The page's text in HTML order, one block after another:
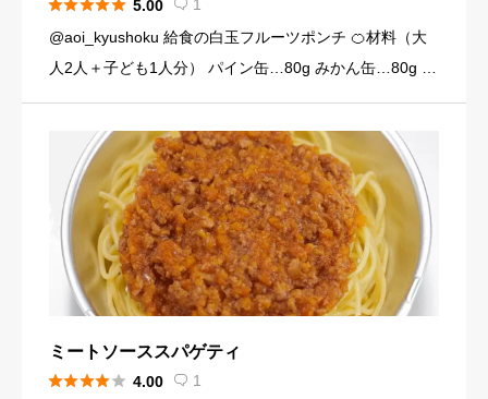
 5.00  1
@aoi_kyushoku 給食の白玉フルーツポンチ 🍊材料（大
人2人＋子ども1人分） パイン缶…80g みかん缶…80g 黄
4g） （白玉団子） 白玉粉… […]
ミートソーススパゲティ
 4.00  1